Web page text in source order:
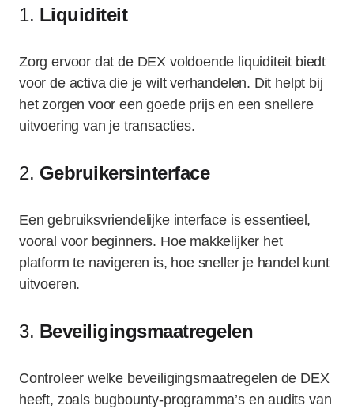
1. Liquiditeit
Zorg ervoor dat de DEX voldoende liquiditeit biedt
voor de activa die je wilt verhandelen. Dit helpt bij
het zorgen voor een goede prijs en een snellere
uitvoering van je transacties.
2. Gebruikersinterface
Een gebruiksvriendelijke interface is essentieel,
vooral voor beginners. Hoe makkelijker het
platform te navigeren is, hoe sneller je handel kunt
uitvoeren.
3. Beveiligingsmaatregelen
Controleer welke beveiligingsmaatregelen de DEX
heeft, zoals bugbounty-programma’s en audits van